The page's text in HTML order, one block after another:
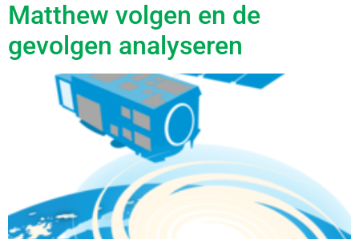
Matthew volgen en de
gevolgen analyseren